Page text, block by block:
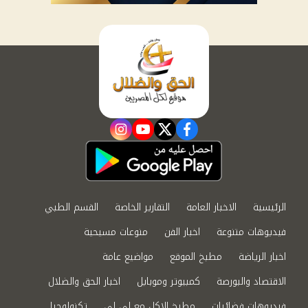
facebook
twitter
youtube
instagram
الرئيسية الاخبار العامة التقارير الخاصة
القسم الطبي
فيديوهات متنوعة
اخبار الفن
منوعات مسيحية
اخبار الرياضة
مطبخ الموقع
مواضيع عامة
الاقتصاد والبورصة
كمبيوتر وموبايل
اخبار الحق والضلال